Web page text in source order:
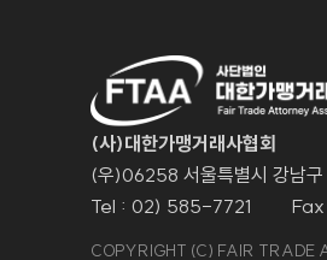
(사)대한가맹거래사협회
(우)06258 서울특별시 강남
Tel : 02) 585-7721
COPYRIGHT (C) FAIR TRADE